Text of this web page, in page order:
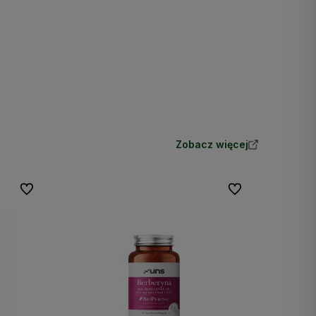
Zobacz więcej
Do ulubionych Do ulubionych